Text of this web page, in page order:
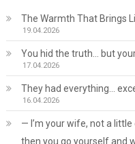
The Warmth That Brings
19.04.2026
You hid the truth… but
17.04.2026
They had everything…
16.04.2026
— I’m your wife, not a
then you go yourself and